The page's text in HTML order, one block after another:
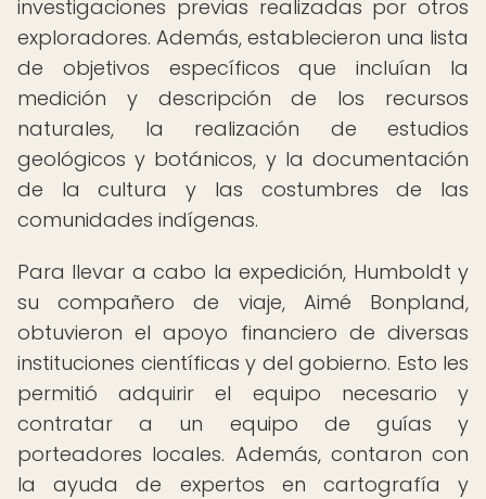
investigaciones previas realizadas por otros
exploradores. Además, establecieron una lista
de objetivos específicos que incluían la
medición y descripción de los recursos
naturales, la realización de estudios
geológicos y botánicos, y la documentación
de la cultura y las costumbres de las
comunidades indígenas.
Para llevar a cabo la expedición, Humboldt y
su compañero de viaje, Aimé Bonpland,
obtuvieron el apoyo financiero de diversas
instituciones científicas y del gobierno. Esto les
permitió adquirir el equipo necesario y
contratar a un equipo de guías y
porteadores locales. Además, contaron con
la ayuda de expertos en cartografía y